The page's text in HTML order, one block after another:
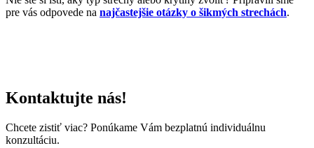
pre vás odpovede na najčastejšie otázky o šikmých strechách.
Kontaktujte nás!
Chcete zistiť viac? Ponúkame Vám bezplatnú individuálnu
konzultáciu.